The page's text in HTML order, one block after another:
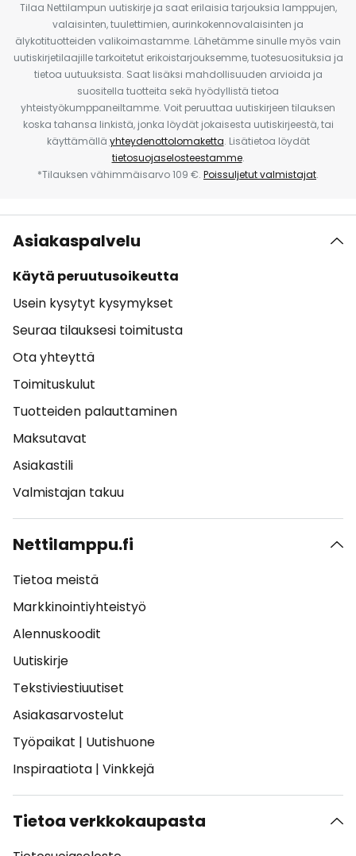
Tilaa Nettilampun uutiskirje ja saat erilaisia tarjouksia lamppujen,
valaisinten, tuulettimien, aurinkokennovalaisinten ja
älykotituotteiden valikoimastamme. Lähetämme sinulle myös vain
uutiskirjetilaajille tarkoitetut erikoistarjouksemme, tuotesuosituksia ja
tietoa uutuuksista. Saat lisäksi mahdollisuuden arvioida ja
suositella tuotteita sekä hyödyllistä tietoa
yhteistyökumppaneiltamme. Voit peruuttaa uutiskirjeen tilauksen
koska tahansa linkistä, jonka löydät jokaisesta uutiskirjeestä, tai
käyttämällä yhteydenottolomaketta. Lisätietoa löydät
tietosuojaselosteestamme.
*Tilauksen vähimmäisarvo 109 €. Poissuljetut valmistajat.
Asiakaspalvelu
Käytä peruutusoikeutta
Usein kysytyt kysymykset
Seuraa tilauksesi toimitusta
Ota yhteyttä
Toimituskulut
Tuotteiden palauttaminen
Maksutavat
Asiakastili
Valmistajan takuu
Nettilamppu.fi
Tietoa meistä
Markkinointiyhteistyö
Alennuskoodit
Uutiskirje
Tekstiviestiuutiset
Asiakasarvostelut
Työpaikat | Uutishuone
Inspiraatiota | Vinkkejä
Tietoa verkkokaupasta